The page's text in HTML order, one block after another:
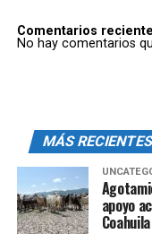
Comentarios
No hay comentarios
MÁS
apoyo